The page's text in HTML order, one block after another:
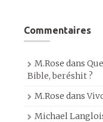
Commentaires
M.Rose dans
Bible, beréshit ?
M.Rose dans
Michael